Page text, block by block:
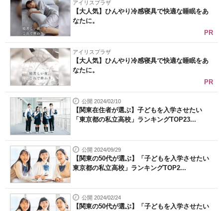
アイリスプラザ
【大人気】ひんやり冷感寝具で快適な睡眠をあ
なたに。
PR
アイリスプラザ
【大人気】ひんやり冷感寝具で快適な睡眠をあ
なたに。
PR
公開 2024/02/10
【関東在住者が選ぶ】子どもを入学させたい
「東京都の私立高校」ランキングTOP23...
公開 2024/09/29
【関東の50代が選ぶ】「子どもを入学させたい
東京都の私立高校」ランキングTOP2...
公開 2024/02/24
【関東の50代が選ぶ】「子どもを入学させたい